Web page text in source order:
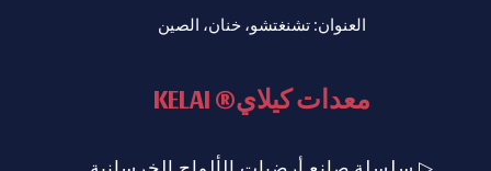
العنوان: تشنغتشو، خنان، الصين
معدات كيلاي® KELAI
▷ سلسلة صانع أرضيات الألواح الخرسانية